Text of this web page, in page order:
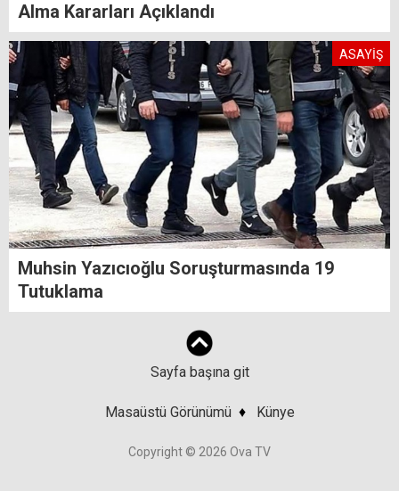
Alma Kararları Açıklandı
ASAYİŞ
Muhsin Yazıcıoğlu Soruşturmasında 19
Tutuklama
Sayfa başına git
Masaüstü Görünümü ♦ Künye
Copyright © 2026 Ova TV